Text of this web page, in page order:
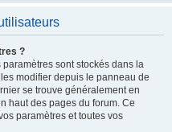
?
sont stockés dans la
modifier depuis le panneau de
se trouve généralement en
haut des pages du forum. Ce
paramètres et toutes vos